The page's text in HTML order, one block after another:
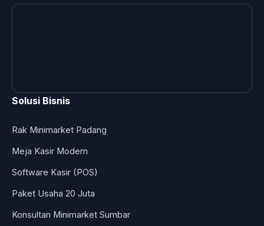
Solusi Bisnis
Rak Minimarket Padang
Meja Kasir Modern
Software Kasir (POS)
Paket Usaha 20 Juta
Konsultan Minimarket Sumbar